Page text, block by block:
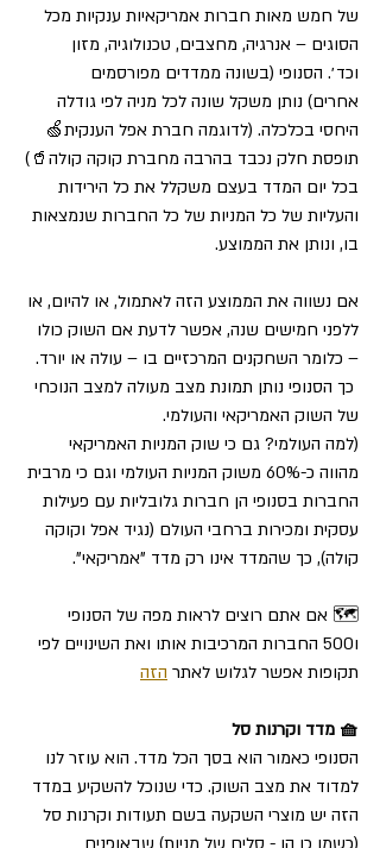
של חמש מאות חברות אמריקאיות ענקיות מכל
הסוגים – אנרגיה, מחצבים, טכנולוגיה, מזון
וכד׳. הסנופי (בשונה ממדדים מפורסמים
אחרים) נותן משקל שונה לכל מניה לפי גודלה
היחסי בכלכלה. (לדוגמה חברת אפל הענקית🍏
תופסת חלק נכבד בהרבה מחברת קוקה קולה🥤)
בכל יום המדד בעצם משקלל את כל הירידות
והעליות של כל המניות של כל החברות שנמצאות
בו, ונותן את הממוצע.
אם נשווה את הממוצע הזה לאתמול, או להיום, או
ללפני חמישים שנה, אפשר לדעת אם השוק כולו
– כלומר השחקנים המרכזיים בו – עולה או יורד.
כך הסנופי נותן תמונת מצב מעולה למצב הנוכחי
של השוק האמריקאי והעולמי.
(למה העולמי? גם כי שוק המניות האמריקאי
מהווה כ-60% משוק המניות העולמי וגם כי מרבית
החברות בסנופי הן חברות גלובליות עם פעילות
עסקית ומכירות ברחבי העולם (נגיד אפל וקוקה
קולה), כך שהמדד אינו רק מדד "אמריקאי".
🗺️ אם אתם רוצים לראות מפה של הסנופי
ו500 החברות המרכיבות אותו ואת השינויים לפי
תקופות אפשר לגלוש לאתר הזה
🧺 מדד וקרנות סל
הסנופי כאמור הוא בסך הכל מדד. הוא עוזר לנו
למדוד את מצב השוק. כדי שנוכל להשקיע במדד
הזה יש מוצרי השקעה בשם תעודות וקרנות סל
(כשמן כן הן - סלים של מניות) שבאופנים